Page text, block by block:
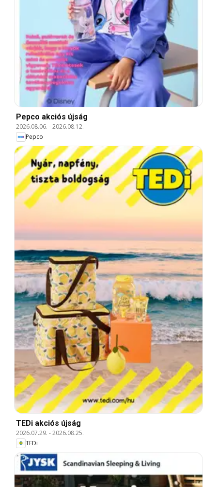
Pepco akciós újság
2026.08.06. -2026.08.12.
Pepco
TEDi akciós újság
2026.07.29. -2026.08.25.
TEDi